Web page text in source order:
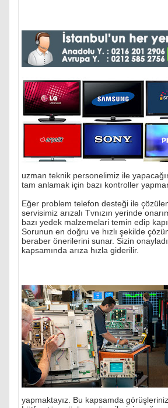
uzman teknik personelimiz ile
tam anlamak için bazı kontroller
Eğer problem telefon desteği ile
servisimiz arızalı Tvnızın yerinde
bazı yedek malzemelari temin edip
Sorunun en doğru ve hızlı şekilde
beraber önerilerini sunar. Sizin
kapsamında arıza hızla giderilir.
yapmaktayız. Bu kapsamda